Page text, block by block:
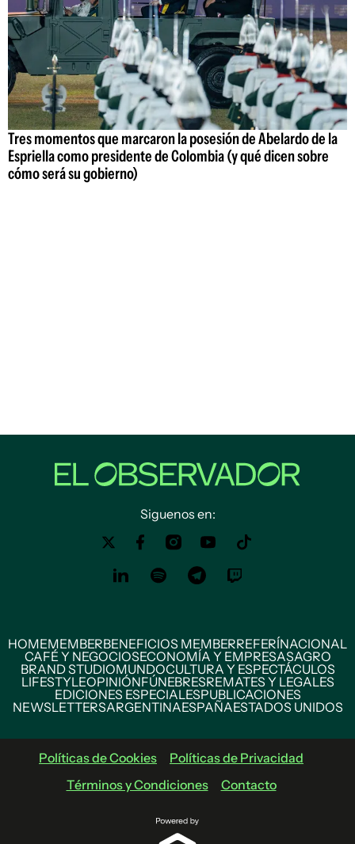
Tres momentos que marcaron la posesión de Abelardo de la
Espriella como presidente de Colombia (y qué dicen sobre
cómo será su gobierno)
Siguenos en:
HOMEMEMBERBENEFICIOS MEMBERREFERÍNACIONAL
CAFÉ Y NEGOCIOSECONOMÍA Y EMPRESASAGRO
BRAND STUDIOMUNDOCULTURA Y ESPECTÁCULOS
LIFESTYLEOPINIÓNFÚNEBRESREMATES Y LEGALES
EDICIONES ESPECIALESPUBLICACIONES
NEWSLETTERSARGENTINAESPAÑAESTADOS UNIDOS
Políticas de Cookies
Políticas de Privacidad
Términos y Condiciones
Contacto